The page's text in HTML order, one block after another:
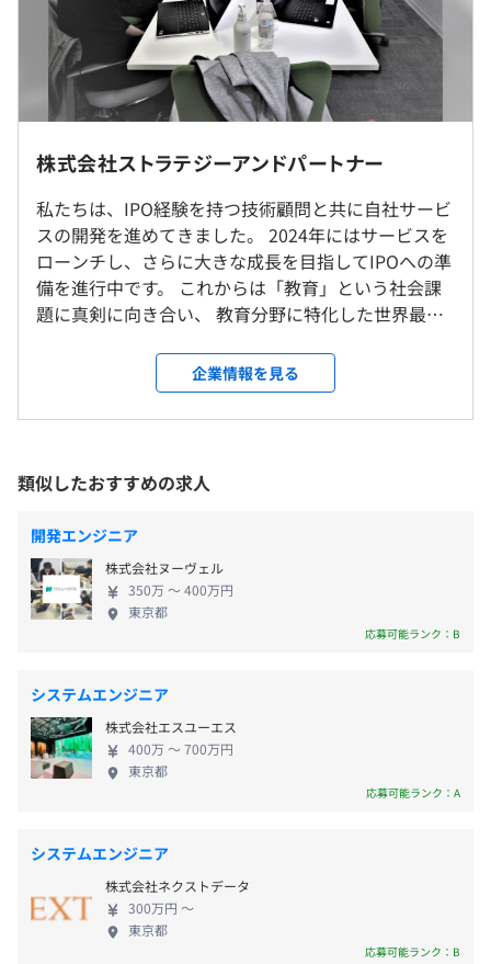
【CPU】インテル Core i7-10750H
【GPU】NVIDIA GeForce GTX 1660 Ti
【メモリ】16GB
【SSD】512GB
プロジェクトごとに選択
Docker、Terraform、AWS CloudFormation、Ansible、
Elastic Kubernetes Service、Amazon CloudWatch
BigQuery、Elasticsearch、Apache Hadoop、Apache
自社サービスではリードエンジニアからタスクが振られ、
粛々と進めることが多いと思います。ミーティングは定期
的なネットミーティングと対面の打ち合わせを効果的に組
現在フルリモート中
JR渋谷駅より徒歩10分
（※想定年収は年収提示額を保証するものではありません）
10:00～19:00
休憩時間：12:00〜13:00（60分）
平均残業時間：平均10時間／月
◇ 週休2日制（土・日／社内カレンダーに準ずる ※年4
回程度土曜出社あり）
◇ 夏季休暇・年末年始休暇（一部計画年休）
◇ 有給休暇
◇ 慶弔休暇
◇ 通勤手当（3万円迄／月）
◇ 賞与年1回（8月）
◇ 給与改定年1回（7月）
◇ 各種社会保険完備（健康・厚生年金・労災・雇用）
株式会社ストラテジーアンドパートナー
私たちは、IPO経験を持つ技術顧問と共に自社サービ
スの開発を進めてきました。 2024年にはサービスを
ローンチし、さらに大きな成長を目指してIPOへの準
備を進行中です。 これからは「教育」という社会課
題に真剣に向き合い、 教育分野に特化した世界最大
仕事内容＞＞ ■■■AIアダプティブラーニング開発
事業 エレメンタルラボ AIエージェントがITエン
ジニアをトレーニングしていく仕組みです。急速に変
は「読解力」「推論力」「計算力」「整理力」とい
ったキャッチアップ能力です。技術の陳腐化が早いIT
業界では、新たな技術を迅速に理解する力が求めら
れます。当社のエンジニアだからこそ可能な技術力を
活かし、クライアント拡大に注力しています。 使用
技術例: Go、React ■■■受託開発 卸売業やエネル
ギー産業を対象に、社内でWEBシステムの開発を行
件が同時進行中です。各プロジェクトでは、担当者の
スキルレベルに応じたタスクを割り振り、効率的な
開発体制を構築しています。 使用技術例: Go、
React、MySQL、Next.js ■■■DXコンサルティング
旅行業向けにバックオフィスの自動化コンサルティ
が全ての窓口となり、処理を抽象化。 人間はホスピ
タリティ向上に集中するという高付加価値のプラッ
企業情報を見る
類似したおすすめの求人
開発エンジニア
株式会社ヌーヴェル
350万 〜 400万円
東京都
応募可能ランク：B
システムエンジニア
株式会社エスユーエス
400万 〜 700万円
東京都
応募可能ランク：A
システムエンジニア
株式会社ネクストデータ
300万円 〜
東京都
応募可能ランク：B